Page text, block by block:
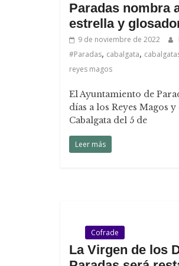
Paradas nombra
estrella y
9 de noviembre de 2022
#Paradas, cabalgata,
reyes magos
El Ayuntamiento de
días a los Reyes Magos
Cabalgata del 5 de
Leer más
Cofrade
La Virgen de los